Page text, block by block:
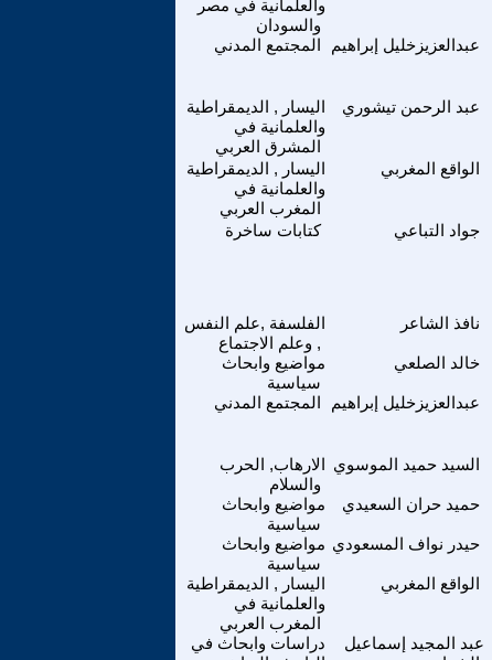
والعلمانية في مصر
والسودان
المجتمع المدني عبدالعزيزخليل إبراهيم
اليسار , الديمقراطية
والعلمانية في
المشرق العربي
عبد الرحمن تيشوري
اليسار , الديمقراطية
والعلمانية في
المغرب العربي
الواقع المغربي
كتابات ساخرة جواد التباعي
الفلسفة ,علم النفس
, وعلم الاجتماع
نافذ الشاعر
مواضيع وابحاث
سياسية
خالد الصلعي
المجتمع المدني عبدالعزيزخليل إبراهيم
الارهاب, الحرب
والسلام
السيد حميد الموسوي
مواضيع وابحاث
سياسية
حميد حران السعيدي
مواضيع وابحاث
سياسية
حيدر نواف المسعودي
اليسار , الديمقراطية
والعلمانية في
المغرب العربي
الواقع المغربي
دراسات وابحاث في
عبد المجيد إسماعيل